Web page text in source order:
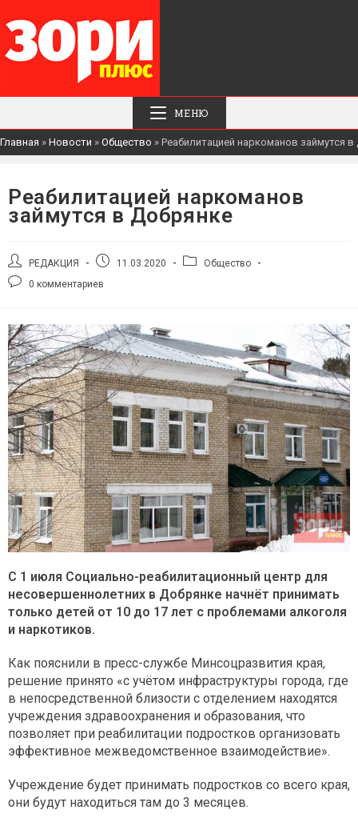
МЕНЮ
Главная » Новости » Общество » Реабилитацией наркоманов займутся
Реабилитацией наркоманов
займутся в Добрянке
Автор
записи:
РЕДАКЦИЯ
Запись11.03.2020
РубрикаОбщество
Комментарии
0 комментариев
С 1 июля Социально-реабилитационный центр для
несовершеннолетних в Добрянке начнёт принимать
только детей от 10 до 17 лет с проблемами алкоголя
и наркотиков.
Как пояснили в пресс-службе Минсоцразвития края,
решение принято «с учётом инфраструктуры города, где
в непосредственной близости с отделением находятся
учреждения здравоохранения и образования, что
позволяет при реабилитации подростков организовать
эффективное межведомственное взаимодействие».
Учреждение будет принимать подростков со всего края,
они будут находиться там до 3 месяцев.